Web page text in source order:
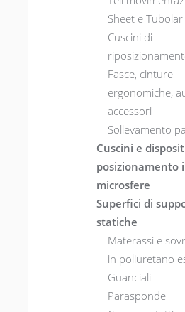
Sheet e Tubolar
Cuscini di
Fasce, cinture
ergonomiche,
accessori
Sollevamento
Cuscini e
posizionamento
microsfere
Superfici di
statiche
Materassi e
in poliuretano
Guanciali
Parasponde